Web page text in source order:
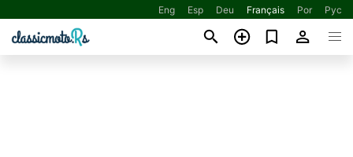
Eng Esp Deu Français Por Рус